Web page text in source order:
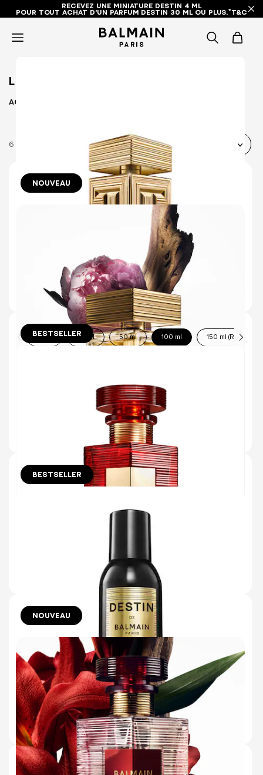
RECEVEZ UNE MINIATURE DESTIN 4 ML
POUR TOUT ACHAT D'UN PARFUM DESTIN 30 ML OU PLUS.*T&C
LES PARFUMS
ACCUEIL
6 Produits
NOUVEAU
10 ml 30 ml 50 ml
DESTIN DE BALMAIN PARFUM
UNE FRAGRANCE BOISÉE-FRUITÉE
Aucun avis
€92.00
AJOUTER AU PANIER
BESTSELLER
10 ml 30 ml 50 ml 100 ml 150 ml (Refill)
2 avis
€155.00
AJOUTER AU PANIER
BESTSELLER
10 ml 30 ml 150 ml (Refill)
LYS SENSUEL & GEORGYWOOD BRILLANT
AJOUTER AU PANIER
NOUVEAU 125 ml
DESTIN DE BALMAIN BODY SPRAY
UNE BRUME FLORALE FRUITÉE
DÉLICATEMENT PARFUMÉE.
Aucun avis
€48.00
AJOUTER AU PANIER
125 ml 50 ml